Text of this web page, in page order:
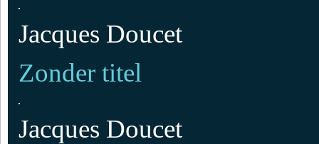
Jacques Doucet
Zonder titel
Jacques Doucet